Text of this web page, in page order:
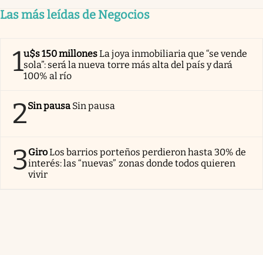
Las más leídas de Negocios
1u$s 150 millonesLa joya inmobiliaria que “se vende
sola”: será la nueva torre más alta del país y dará
100% al río
2Sin pausa Sin pausa
3GiroLos barrios porteños perdieron hasta 30% de
interés: las “nuevas” zonas donde todos quieren
vivir